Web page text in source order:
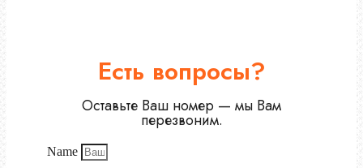
Есть вопросы?
Оставьте Ваш номер — мы Вам
перезвоним.
Name